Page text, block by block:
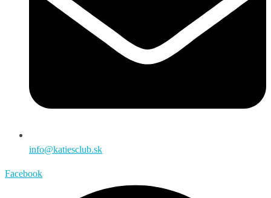
info@katiesclub.sk
Facebook